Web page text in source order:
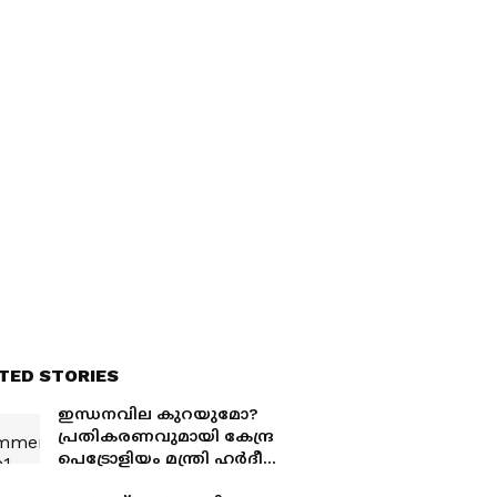
STORIES
ഇന്ധനവില കുറയുമോ?
പ്രതികരണവുമായി കേന്ദ്ര
പെട്രോളിയം മന്ത്രി ഹർദീപ്